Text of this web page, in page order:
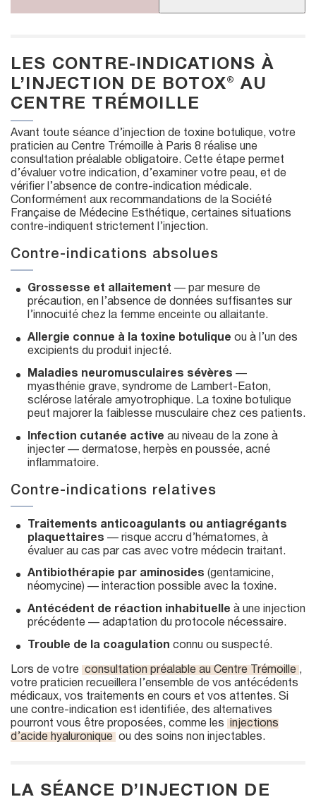
LES CONTRE-INDICATIONS À
L’INJECTION DE BOTOX® AU
CENTRE TRÉMOILLE
Avant toute séance d’injection de toxine botulique, votre
praticien au Centre Trémoille à Paris 8 réalise une
consultation préalable obligatoire. Cette étape permet
d’évaluer votre indication, d’examiner votre peau, et de
vérifier l’absence de contre-indication médicale.
Conformément aux recommandations de la Société
Française de Médecine Esthétique, certaines situations
contre-indiquent strictement l’injection.
Contre-indications absolues
Grossesse et allaitement — par mesure de
précaution, en l’absence de données suffisantes sur
l’innocuité chez la femme enceinte ou allaitante.
Allergie connue à la toxine botulique ou à l’un des
excipients du produit injecté.
Maladies neuromusculaires sévères —
myasthénie grave, syndrome de Lambert-Eaton,
sclérose latérale amyotrophique. La toxine botulique
peut majorer la faiblesse musculaire chez ces patients.
Infection cutanée active au niveau de la zone à
injecter — dermatose, herpès en poussée, acné
inflammatoire.
Contre-indications relatives
Traitements anticoagulants ou antiagrégants
plaquettaires — risque accru d’hématomes, à
évaluer au cas par cas avec votre médecin traitant.
Antibiothérapie par aminosides (gentamicine,
néomycine) — interaction possible avec la toxine.
Antécédent de réaction inhabituelle à une injection
précédente — adaptation du protocole nécessaire.
Trouble de la coagulation connu ou suspecté.
Lors de votre consultation préalable au Centre Trémoille ,
votre praticien recueillera l’ensemble de vos antécédents
médicaux, vos traitements en cours et vos attentes. Si
une contre-indication est identifiée, des alternatives
pourront vous être proposées, comme les
injections
d’acide hyaluronique ou des soins non injectables.
LA SÉANCE D’INJECTION DE